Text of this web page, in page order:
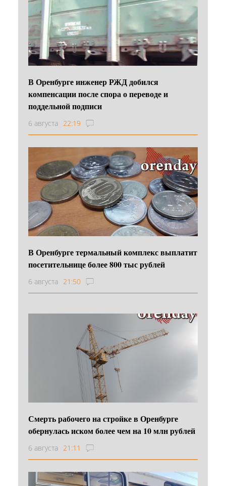
В Оренбурге инженер РЖД добился
компенсации после спора о переводе и
поддельной подписи
6 августа 22:19
В Оренбурге термальный комплекс выплатит
посетительнице более 800 тыс рублей
6 августа 21:50
Смерть рабочего на стройке в Оренбурге
обернулась иском более чем на 10 млн рублей
6 августа 21:11